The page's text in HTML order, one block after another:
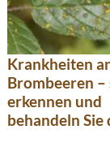
Krankheiten
Brombeeren –
erkennen und
behandeln Sie